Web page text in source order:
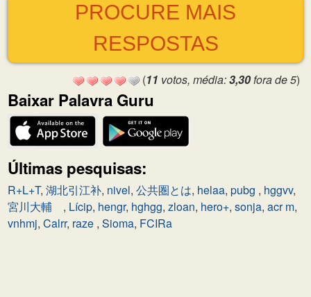
PROCURE MAIS
RESPOSTAS
(11 votos, média:3,30fora de 5)
Baixar Palavra Guru
Últimas pesquisas:
R+L+T, 湖北引江补, nivel, 公共圏とは, helaa, pubg , hggvv,
宮川大輔 , Lícip, hengr, hghgg, zloan, hero+, sonja, acr m,
vnhmj, Calrr, raze , Sioma, FCIRa